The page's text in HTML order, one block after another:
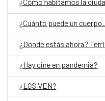
¿Cómo habitamos la
¿Cuánto puede un
¿Hay cine en pandemia?
¿LOS VEN?